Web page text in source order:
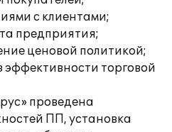
с клиентами;
предприятия;
ценовой политикой;
торговой
проведена
ПП, установка